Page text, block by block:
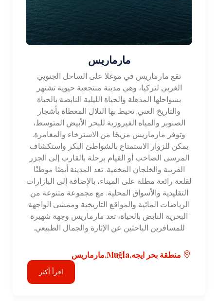
مارماريس
تقع مارماريس في موغلا على الساحل الجنوبي
الغربي لتركيا، وهي مدينة منتجعية حيوية تشتهر
بسواحلها المذهلة والحياة الليلية النابضة بالحياة
والتاريخ الغني. تحيط بها التلال المغطاة بأشجار
الصنوبر والمياه الفيروزية للبحر الأبيض المتوسط،
وتوفر مارماريس مزيجًا من الاسترخاء والمغامرة.
يمكن للزوار الاستمتاع بالشواطئ البكر واستكشاف
المرسى الصاخب أو القيام برحلة بالقارب إلى الجزر
القريبة والخلجان المخفية. تعد المدينة أيضًا موطنًا
لقلعة رائعة مطلة على الميناء، بالإضافة إلى البازارات
التقليدية والأسواق المحلية. مع مجموعة متنوعة من
الرياضات المائية والمواقع التاريخية وممشى الواجهة
البحرية النابض بالحياة، تعد مارماريس وجهة شهيرة
للمسافرين الباحثين عن الإثارة والجمال الطبيعي.
منطقة بحر ايجه,Muğla,مارماريس
اقرأ أكثر